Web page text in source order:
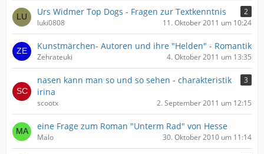
Urs Widmer Top Dogs - Fragen zur Textkenntnis
2
luki0808
11. Oktober 2011 um 10:24
Kunstmärchen- Autoren und ihre "Helden" - Romantik
Zehrateuki 4. Oktober 2011 um 13:35
nasen kann man so und so sehen - charakteristik
irina
3
scootx 2. September 2011 um 12:15
eine Frage zum Roman "Unterm Rad" von Hesse
Malo 30. Oktober 2010 um 11:14